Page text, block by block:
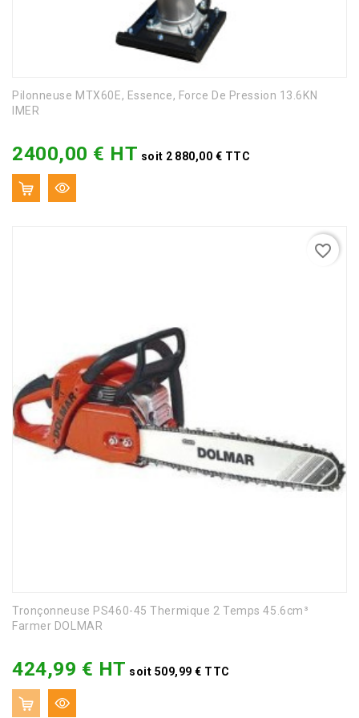
Pilonneuse MTX60E, Essence, Force De Pression 13.6KN
IMER
2400,00 € HT soit 2 880,00 € TTC
Tronçonneuse PS460-45 Thermique 2 Temps 45.6cm³
Farmer DOLMAR
424,99 € HT soit 509,99 € TTC
favorite_border